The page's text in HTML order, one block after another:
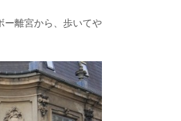
ー離宮から、歩いてや